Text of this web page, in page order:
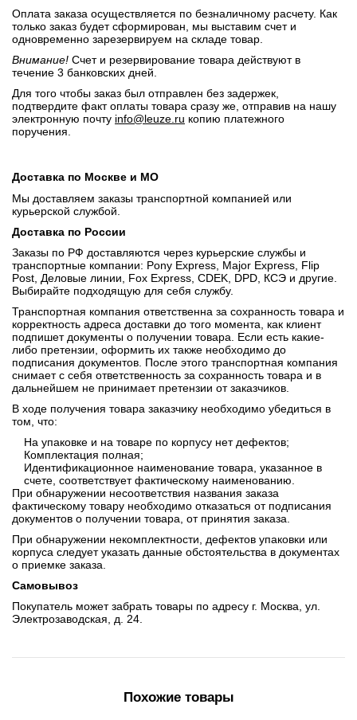
Оплата заказа осуществляется по безналичному расчету. Как
только заказ будет сформирован, мы выставим счет и
одновременно зарезервируем на складе товар.
Внимание! Счет и резервирование товара действуют в
течение 3 банковских дней.
Для того чтобы заказ был отправлен без задержек,
подтвердите факт оплаты товара сразу же, отправив на нашу
электронную почту info@leuze.ru копию платежного
поручения.
Доставка по Москве и МО
Мы доставляем заказы транспортной компанией или
курьерской службой.
Доставка по России
Заказы по РФ доставляются через курьерские службы и
транспортные компании: Pony Express, Major Express, Flip
Post, Деловые линии, Fox Express, CDEK, DPD, КСЭ и другие.
Выбирайте подходящую для себя службу.
Транспортная компания ответственна за сохранность товара и
корректность адреса доставки до того момента, как клиент
подпишет документы о получении товара. Если есть какие-
либо претензии, оформить их также необходимо до
подписания документов. После этого транспортная компания
снимает с себя ответственность за сохранность товара и в
дальнейшем не принимает претензии от заказчиков.
В ходе получения товара заказчику необходимо убедиться в
том, что:
На упаковке и на товаре по корпусу нет дефектов;
Комплектация полная;
Идентификационное наименование товара, указанное в
счете, соответствует фактическому наименованию.
При обнаружении несоответствия названия заказа
фактическому товару необходимо отказаться от подписания
документов о получении товара, от принятия заказа.
При обнаружении некомплектности, дефектов упаковки или
корпуса следует указать данные обстоятельства в документах
о приемке заказа.
Самовывоз
Покупатель может забрать товары по адресу г. Москва, ул.
Электрозаводская, д. 24.
Похожие товары